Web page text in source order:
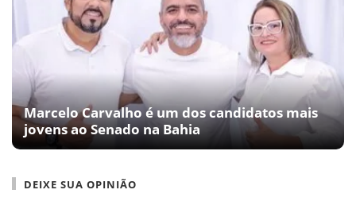
Marcelo Carvalho é um dos candidatos mais
jovens ao Senado na Bahia
DEIXE SUA OPINIÃO